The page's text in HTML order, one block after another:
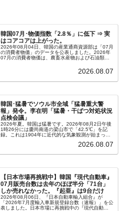
韓国07月･物価指数「2.8％」に低下 ⇒ 実
はコアコアは上がった。
2026年08月04日、韓国の産業通商資源部は「07月
の消費者物価」のデータを公表しました。2026年
07月の消費者物価は、農畜水産物および石油類の
2.8％上昇（06月は3.2％）となり、上昇率は前...
2026.08.07
韓国･猛暑でソウル市全域「猛暑重大警
報」発令。李在明「猛暑・干ばつ対処状況
点検会議」
2026年夏。韓国は猛暑です。2026年08月2日午後
1時26分には慶尚南道の梁山市で「42.5℃」を記
録。これは1904年に近代的な気象観測が始まって
ウル市全域への「猛暑重大警報」が発令され...
2026.08.07
【日本市場再挑戦中】韓国『現代自動車』
07月販売台数は去年のほぼ半分「71台」
しか売れなかった。『起亜』は9台だけ
2026年08月06日、『日本自動車輸入組合』が
「2026年7月度輸入車新規登録台数（速報）」を公
表しました。日本市場に再挑戦中の『現代自動